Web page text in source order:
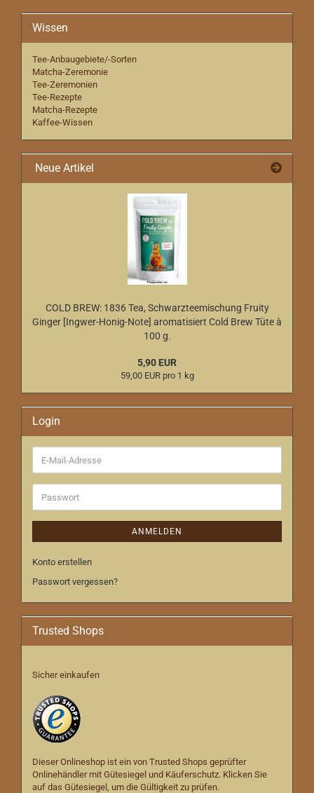
Wissen
Tee-Anbaugebiete/-Sorten
Matcha-Zeremonie
Tee-Zeremonien
Tee-Rezepte
Matcha-Rezepte
Kaffee-Wissen
Neue Artikel
COLD BREW: 1836 Tea, Schwarzteemischung Fruity
Ginger [Ingwer-Honig-Note] aromatisiert Cold Brew Tüte à
100 g.
5,90 EUR
59,00 EUR pro 1 kg
Login
E-
Mail-
Adresse
Passwort
ANMELDEN
Konto erstellen
Passwort vergessen?
Trusted Shops
Sicher einkaufen
Dieser Onlineshop ist ein von Trusted Shops geprüfter
Onlinehändler mit Gütesiegel und Käuferschutz. Klicken Sie
auf das Gütesiegel, um die Gültigkeit zu prüfen.